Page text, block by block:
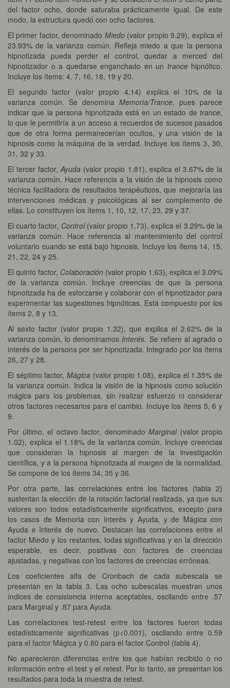
del factor ocho, donde saturaba prácticamente igual. De este
modo, la estructura quedó con ocho factores.
El primer factor, denominado Miedo (valor propio 9.29), explica el
23.93% de la varianza común. Refleja miedo a que la persona
hipnotizada pueda perder el control, quedar a merced del
hipnotizador o a quedarse enganchado en un trancehipnótico.
Incluye los ítems: 4, 7, 16, 18, 19 y 20.
El segundo factor (valor propio 4.14) explica el 10% de la
varianza común. Se denomina Memoria/Trance, pues parece
indicar que la persona hipnotizada está en un estado de trance,
lo que le permitiría a un acceso a recuerdos de sucesos pasados
que de otra forma permanecerían ocultos, y una visión de la
hipnosis como la máquina de la verdad. Incluye los ítems 3, 30,
31, 32 y 33.
El tercer factor,Ayuda (valor propio 1.81), explica el 3.67% de la
varianza común. Hace referencia a la visión de la hipnosis como
técnica facilitadora de resultados terapéuticos, que mejoraría las
intervenciones médicas y psicológicas al ser complemento de
ellas. Lo constituyen los ítems 1, 10, 12, 17, 23, 29 y 37.
El cuarto factor, Control(valor propio 1.73), explica el 3.29% de la
varianza común. Hace referencia al mantenimiento del control
voluntario cuando se está bajo hipnosis. Incluye los ítems 14, 15,
21, 22, 24 y 25.
El quinto factor, Colaboración (valor propio 1.63), explica el 3.09%
de la varianza común. Incluye creencias de que la persona
hipnotizada ha de esforzarse y colaborar con el hipnotizador para
experimentar las sugestiones hipnóticas. Está compuesto por los
ítems 2, 8 y 13.
Al sexto factor (valor propio 1.32), que explica el 2.62% de la
varianza común, lo denominamos Interés. Se refiere al agrado o
interés de la persona por ser hipnotizada. Integrado por los ítems
26, 27 y 28.
El séptimo factor,Mágica (valor propio 1.08), explica el 1.35% de
la varianza común. Indica la visión de la hipnosis como solución
mágica para los problemas, sin realizar esfuerzo ni considerar
otros factores necesarios para el cambio. Incluye los ítems 5, 6 y
9.
Por último, el octavo factor, denominado Marginal (valor propio
1.02), explica el 1.18% de la varianza común. Incluye creencias
que consideran la hipnosis al margen de la investigación
científica, y a la persona hipnotizada al margen de la normalidad.
Se compone de los ítems 34, 35 y 36.
Por otra parte, las correlaciones entre los factores (tabla 2)
sustentan la elección de la rotación factorial realizada, ya que sus
valores son todos estadísticamente significativos, excepto para
los casos de Memoria con Interés y Ayuda, y de Mágica con
Ayuda e Interés de nuevo. Destacan las correlaciones entre el
factor Miedo y los restantes, todas significativas y en la dirección
esperable, es decir, positivas con factores de creencias
ajustadas, y negativas con los factores de creencias erróneas.
Los coeficientes alfa de Cronbach de cada subescala se
presentan en la tabla 3. Las ocho subescalas muestran unos
índices de consistencia interna aceptables, oscilando entre .57
para Marginal y .87 para Ayuda.
Las correlaciones test-retest entre los factores fueron todas
estadísticamente significativas (p<0.001), oscilando entre 0.59
para el factor Mágica y 0.80 para el factor Control (tabla 4).
No aparecieron diferencias entre los que habían recibido o no
información entre el test y el retest. Por lo tanto, se presentan los
resultados para toda la muestra de retest.